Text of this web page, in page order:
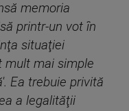
memoria
printr-un vot în
situaţiei
mult mai simple
Ea trebuie privită
a legalităţii